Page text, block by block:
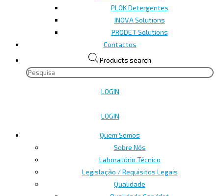
PLOK Detergentes
INOVA Solutions
PRODET Solutions
Contactos
Products search
LOGIN
LOGIN
Quem Somos
Sobre Nós
Laboratório Técnico
Legislação / Requisitos Legais
Qualidade